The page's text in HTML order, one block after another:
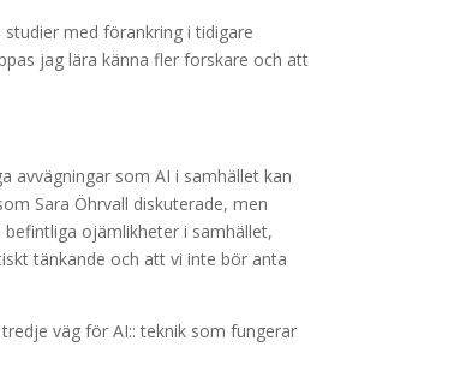
med förankring i tidigare
jag lära känna fler forskare och att
avvägningar som AI i samhället kan
Sara Öhrvall diskuterade, men
ojämlikheter i samhället,
tänkande och att vi inte bör anta
väg för AI:: teknik som fungerar